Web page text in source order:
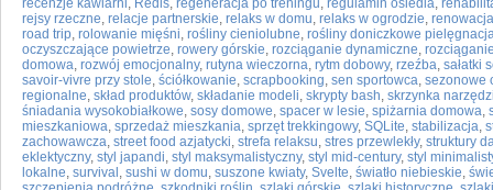
recenzje kawiarni, Redis, regeneracja po treningu, regulamin osiedla,
rejsy rzeczne, relacje partnerskie, relaks w domu, relaks w ogrodzie,
road trip, rolowanie mięśni, rośliny cieniolubne, rośliny doniczkowe
oczyszczające powietrze, rowery górskie, rozciąganie dynamiczne,
domowa, rozwój emocjonalny, rutyna wieczorna, rytm dobowy, rzeźba, sałatki
savoir-vivre przy stole, ściółkowanie, scrapbooking, sen sportowca, sezonowe
regionalne, skład produktów, składanie modeli, skrypty bash, skrzynka
śniadania wysokobiałkowe, sosy domowe, spacer w lesie, spiżarnia domowa,
mieszkaniowa, sprzedaż mieszkania, sprzęt trekkingowy, SQLite, stabilizacja,
zachowawcza, street food azjatycki, strefa relaksu, stres przewlekły, struktury
eklektyczny, styl japandi, styl maksymalistyczny, styl mid-century, styl
lokalne, survival , sushi w domu, suszone kwiaty, Svelte, światło niebieskie,